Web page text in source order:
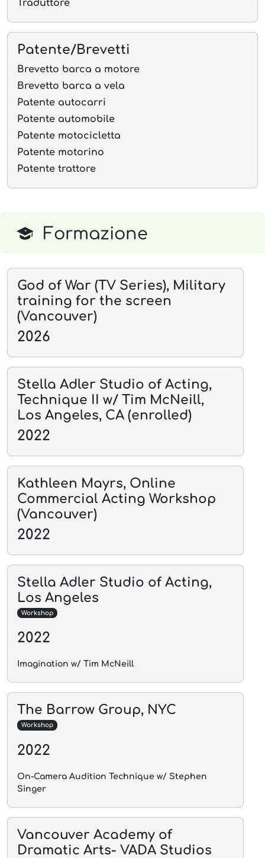
Traduttore
Patente/Brevetti
Brevetto barca a motore
Brevetto barca a vela
Patente autocarri
Patente automobile
Patente motocicletta
Patente motorino
Patente trattore
Formazione
God of War (TV Series), Military
training for the screen
(Vancouver)
2026
Stella Adler Studio of Acting,
Technique II w/ Tim McNeill,
Los Angeles, CA (enrolled)
2022
Kathleen Mayrs, Online
Commercial Acting Workshop
(Vancouver)
2022
Stella Adler Studio of Acting,
Los Angeles
Workshop
2022
Imagination w/ Tim McNeill
The Barrow Group, NYC
Workshop
2022
On-Camera Audition Technique w/ Stephen
Singer
Vancouver Academy of
Dramatic Arts- VADA Studios